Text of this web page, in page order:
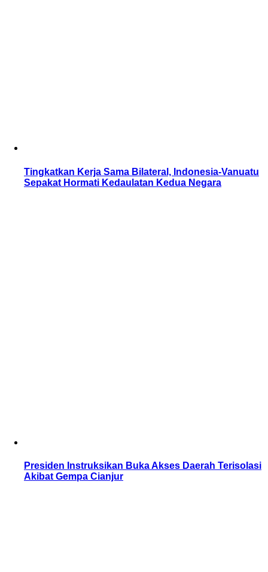
Tingkatkan Kerja Sama Bilateral, Indonesia-Vanuatu
Sepakat Hormati Kedaulatan Kedua Negara
Presiden Instruksikan Buka Akses Daerah Terisolasi
Akibat Gempa Cianjur